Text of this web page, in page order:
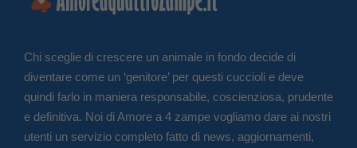
Chi sceglie di crescere un animale in fondo decide di
diventare come un ‘genitore’ per questi cuccioli e deve
quindi farlo in maniera responsabile, coscienziosa, prudente
e definitiva. Noi di Amore a 4 zampe vogliamo dare ai nostri
utenti un servizio completo fatto di news, aggiornamenti,